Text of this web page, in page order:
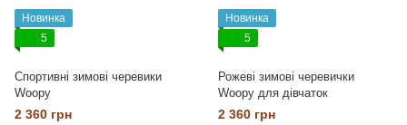
Новинка
5
Cпортивні зимові черевики
Woopy
2 360 грн
Новинка
5
Рожеві зимові черевички
Woopy для дівчаток
2 360 грн